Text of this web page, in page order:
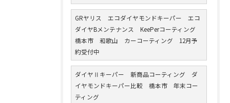
GRヤリス エコダイヤモンドキーパー エコ
ダイヤBメンテナンス KeePerコーティング
橋本市 和歌山 カーコーティング 12月予
約受付中
ダイヤⅡキーパー 新商品コーティング ダ
イヤモンドキーパー比較 橋本市 年末コー
ティング